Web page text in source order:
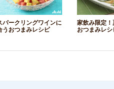
パークリングワインに
うおつまみレシピ
家飲み限定
おつまみレシ